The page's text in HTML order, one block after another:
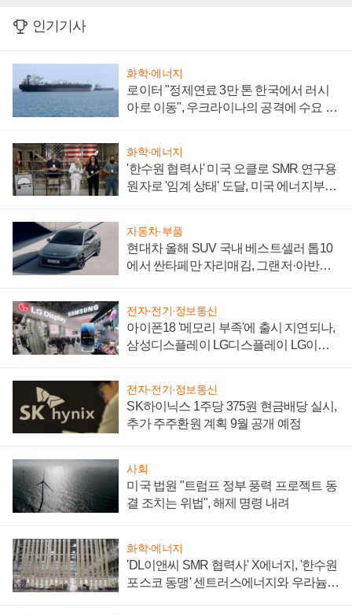
인기기사
화학·에너지
로이터 "정제연료 3만 톤 한국에서 러시
아로 이동", 우크라이나의 공격에 수요 늘
화학·에너지
'한수원 협력사' 미국 오클로 SMR 연구용
원자로 '임계 상태' 도달, 미국 에너지부
자동차·부품
현대차 올해 SUV 국내 베스트셀러 톱10
에서 싼타페만 자리매김, 그랜저·아반떼
전자·전기·정보통신
아이폰18 '메모리 부족'에 출시 지연되나,
삼성디스플레이 LG디스플레이 LG이노
전자·전기·정보통신
SK하이닉스 1주당 375원 현금배당 실시,
추가 주주환원 계획 9월 공개 예정
사회
미국 법원 "트럼프 정부 풍력 프로젝트 동
결 조치는 위법", 해제 명령 내려
화학·에너지
'DL이앤씨 SMR 협력사' X에너지, '한수원
포스코 동맹' 센트러스에너지와 우라늄